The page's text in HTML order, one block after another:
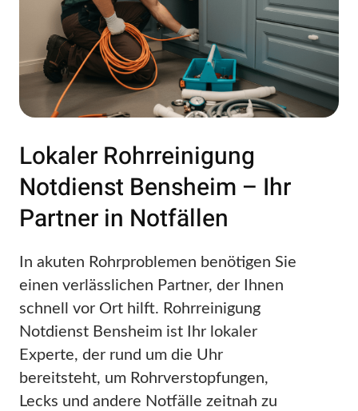
Lokaler Rohrreinigung
Notdienst Bensheim – Ihr
Partner in Notfällen
In akuten Rohrproblemen benötigen Sie
einen verlässlichen Partner, der Ihnen
schnell vor Ort hilft. Rohrreinigung
Notdienst Bensheim ist Ihr lokaler
Experte, der rund um die Uhr
bereitsteht, um Rohrverstopfungen,
Lecks und andere Notfälle zeitnah zu